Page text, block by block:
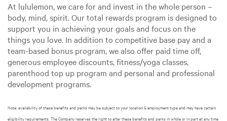
At lululemon, we care for and invest in the whole person –
body, mind, spirit. Our total rewards program is designed to
support you in achieving your goals and focus on the
things you love. In addition to competitive base pay and a
team-based bonus program, we also offer paid time off,
generous employee discounts, fitness/yoga classes,
parenthood top up program and personal and professional
development programs.
Note: availability of these benefits and perks may be subject to your location & employment type and may have certain
eligibility requirements. The Company reserves the right to alter these benefits and perks in whole or in part at any time